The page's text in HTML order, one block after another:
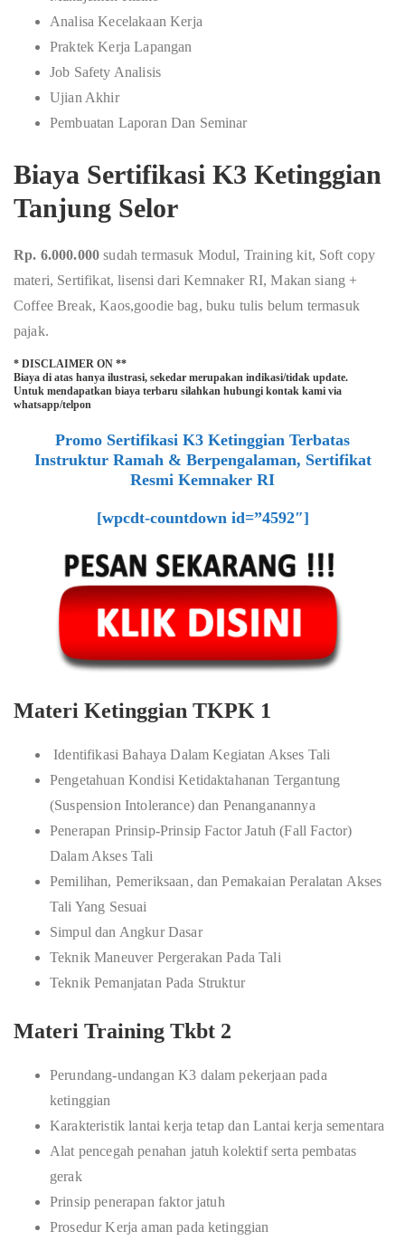
Analisa Kecelakaan Kerja
Praktek Kerja Lapangan
Job Safety Analisis
Ujian Akhir
Pembuatan Laporan Dan Seminar
Biaya Sertifikasi K3 Ketinggian
Tanjung Selor
Rp. 6.000.000sudah termasuk Modul, Training kit, Soft copy
materi, Sertifikat, lisensi dari Kemnaker RI, Makan siang +
Coffee Break, Kaos,goodie bag, buku tulis belum termasuk
pajak.
* DISCLAIMER ON **
Biaya di atas hanya ilustrasi, sekedar merupakan indikasi/tidak update.
Untuk mendapatkan biaya terbaru silahkan hubungi kontak kami via
whatsapp/telpon
Promo Sertifikasi K3 Ketinggian Terbatas
Instruktur Ramah & Berpengalaman, Sertifikat
Resmi Kemnaker RI
[wpcdt-countdown id=”4592″]
Materi Ketinggian TKPK 1
Identifikasi Bahaya Dalam Kegiatan Akses Tali
Pengetahuan Kondisi Ketidaktahanan Tergantung
(Suspension Intolerance) dan Penanganannya
Penerapan Prinsip-Prinsip Factor Jatuh (Fall Factor)
Dalam Akses Tali
Pemilihan, Pemeriksaan, dan Pemakaian Peralatan Akses
Tali Yang Sesuai
Simpul dan Angkur Dasar
Teknik Maneuver Pergerakan Pada Tali
Teknik Pemanjatan Pada Struktur
Materi Training Tkbt 2
Perundang-undangan K3 dalam pekerjaan pada
ketinggian
Karakteristik lantai kerja tetap dan Lantai kerja sementara
Alat pencegah penahan jatuh kolektif serta pembatas
gerak
Prinsip penerapan faktor jatuh
Prosedur Kerja aman pada ketinggian